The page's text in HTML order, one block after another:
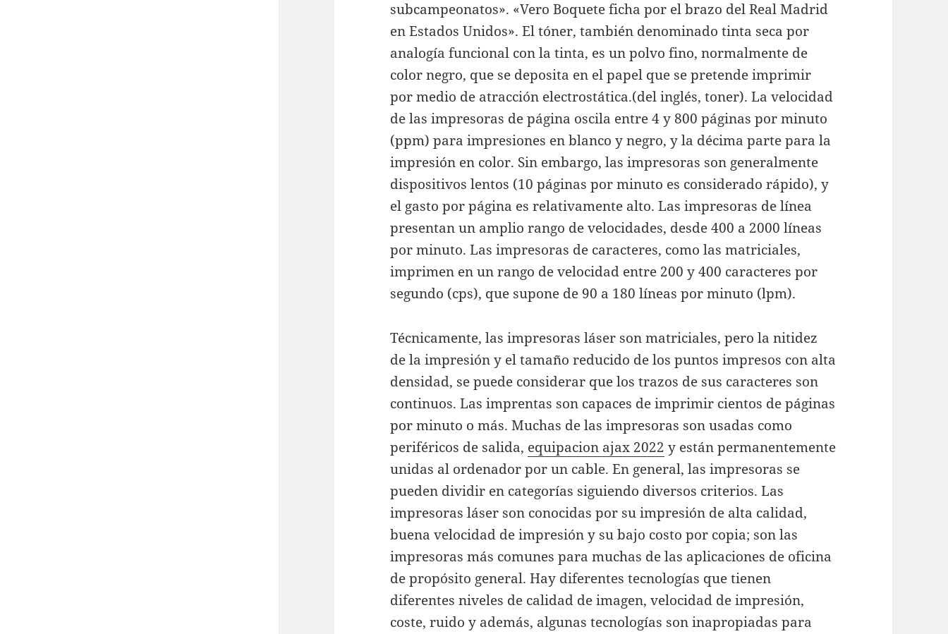
subcampeonatos». «Vero Boquete ficha por el brazo del Real Madrid
en Estados Unidos». El tóner, también denominado tinta seca por
analogía funcional con la tinta, es un polvo fino, normalmente de
color negro, que se deposita en el papel que se pretende imprimir
por medio de atracción electrostática.(del inglés, toner). La velocidad
de las impresoras de página oscila entre 4 y 800 páginas por minuto
(ppm) para impresiones en blanco y negro, y la décima parte para la
impresión en color. Sin embargo, las impresoras son generalmente
dispositivos lentos (10 páginas por minuto es considerado rápido), y
el gasto por página es relativamente alto. Las impresoras de línea
presentan un amplio rango de velocidades, desde 400 a 2000 líneas
por minuto. Las impresoras de caracteres, como las matriciales,
imprimen en un rango de velocidad entre 200 y 400 caracteres por
segundo (cps), que supone de 90 a 180 líneas por minuto (lpm).
Técnicamente, las impresoras láser son matriciales, pero la nitidez
de la impresión y el tamaño reducido de los puntos impresos con alta
densidad, se puede considerar que los trazos de sus caracteres son
continuos. Las imprentas son capaces de imprimir cientos de páginas
por minuto o más. Muchas de las impresoras son usadas como
periféricos de salida, equipacion ajax 2022 y están permanentemente
unidas al ordenador por un cable. En general, las impresoras se
pueden dividir en categorías siguiendo diversos criterios. Las
impresoras láser son conocidas por su impresión de alta calidad,
buena velocidad de impresión y su bajo costo por copia; son las
impresoras más comunes para muchas de las aplicaciones de oficina
de propósito general. Hay diferentes tecnologías que tienen
diferentes niveles de calidad de imagen, velocidad de impresión,
coste, ruido y además, algunas tecnologías son inapropiadas para